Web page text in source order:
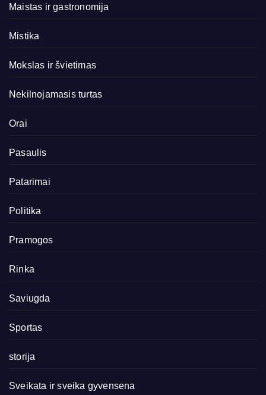
Maistas ir gastronomija
Mistika
Mokslas ir švietimas
Nekilnojamasis turtas
Orai
Pasaulis
Patarimai
Politika
Pramogos
Rinka
Saviugda
Sportas
storija
Sveikata ir sveika gyvensena